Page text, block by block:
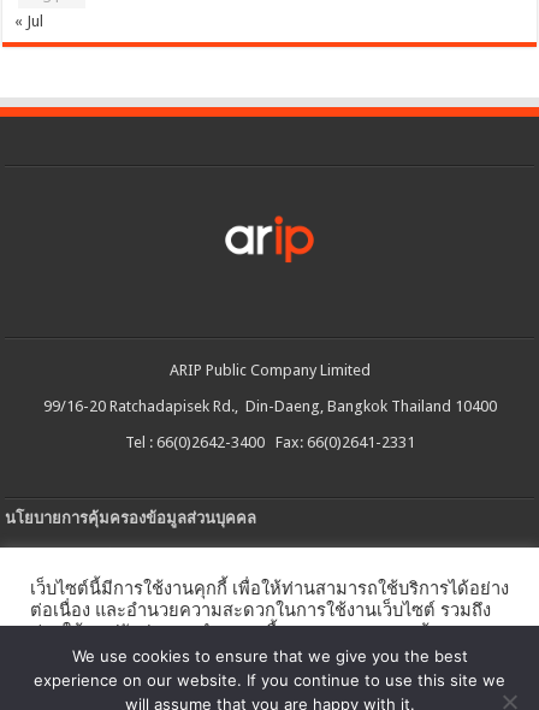
« Jul
ARIP Public Company Limited
99/16-20 Ratchadapisek Rd., Din-Daeng, Bangkok Thailand 10400
Tel : 66(0)2642-3400 Fax: 66(0)2641-2331
นโยบายการคุ้มครองข้อมูลส่วนบุคคล
นโยบายการใช้คกกี้
นโยบายความปลอดภัยของข้อมูลสารสนเทศ
เว็บไซต์นี้มีการใช้งานคุกกี้ เพื่อให้ท่านสามารถใช้บริการได้อย่าง
ต่อเนื่อง และอำนวยความสะดวกในการใช้งานเว็บไซต์ รวมถึง
ช่วยให้เราปรับปรุงการนำเสนอเนื้อหาตรงตามความต้องการ
ของท่าน โดยสามารถศึกษารายละเอียดเพิ่มเติมได้ใน นโยบาย
คุกกี้
We use cookies to ensure that we give you the best
experience on our website. If you continue to use this site we
will assume that you are happy with it.